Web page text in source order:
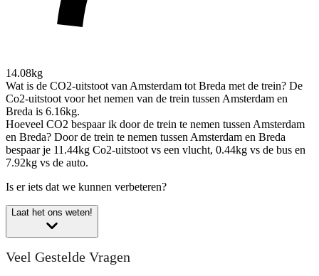
14.08kg
Wat is de CO2-uitstoot van Amsterdam tot Breda met de trein? De
Co2-uitstoot voor het nemen van de trein tussen Amsterdam en
Breda is 6.16kg.
Hoeveel CO2 bespaar ik door de trein te nemen tussen Amsterdam
en Breda? Door de trein te nemen tussen Amsterdam en Breda
bespaar je 11.44kg Co2-uitstoot vs een vlucht, 0.44kg vs de bus en
7.92kg vs de auto.
Is er iets dat we kunnen verbeteren?
Laat het ons weten!
Veel Gestelde Vragen